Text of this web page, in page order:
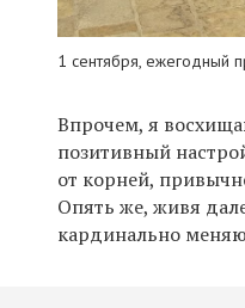
1 сентября, ежегодный
Впрочем, я
позитивный
от корней,
Опять же, живя
кардинально